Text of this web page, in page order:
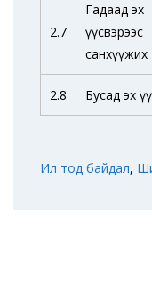
2.7
Гадаад эх
үүсвэрээс
санхүүжих
2.8 Бусад эх
Ил тод байдал,